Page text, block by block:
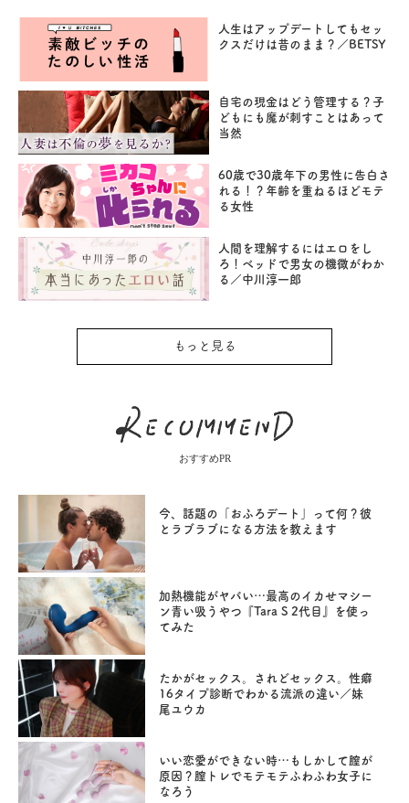
人生はアップデートしてもセッ
クスだけは昔のまま？／BETSY
自宅の現金はどう管理する？子
どもにも魔が刺すことはあって
当然
60歳で30歳年下の男性に告白さ
れる！？年齢を重ねるほどモテ
る女性
人間を理解するにはエロをし
ろ！ベッドで男女の機微がわか
る／中川淳一郎
もっと見る
おすすめPR
今、話題の「おふろデート」って何？彼
とラブラブになる方法を教えます
加熱機能がヤバい…最高のイカせマシー
ン青い吸うやつ『Tara S 2代目』を使っ
てみた
たかがセックス。されどセックス。性癖
16タイプ診断でわかる流派の違い／妹
尾ユウカ
いい恋愛ができない時…もしかして膣が
原因？膣トレでモテモテふわふわ女子に
なろう